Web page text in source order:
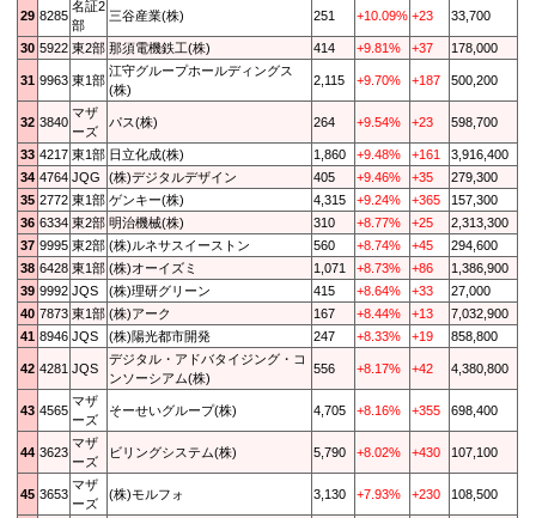
29 8285
名証2
部
三谷産業(株) 251 +10.09% +23 33,700
30 5922 東2部 那須電機鉄工(株) 414 +9.81% +37 178,000
31 9963 東1部
江守グループホールディングス
(株)
2,115 +9.70% +187 500,200
32 3840
マザ
ーズ
パス(株) 264 +9.54% +23 598,700
33 4217 東1部 日立化成(株) 1,860 +9.48% +161
3,916,400
34 4764 JQG (株)デジタルデザイン 405 +9.46% +35
279,300
35 2772 東1部 ゲンキー(株) 4,315 +9.24% +365
157,300
36 6334 東2部 明治機械(株) 310 +8.77% +25
2,313,300
37 9995 東2部 (株)ルネサスイーストン 560 +8.74% +45
294,600
38 6428 東1部 (株)オーイズミ 1,071 +8.73% +86
1,386,900
39 9992 JQS (株)理研グリーン 415 +8.64% +33
27,000
40 7873 東1部 (株)アーク 167 +8.44% +13
7,032,900
41 8946 JQS (株)陽光都市開発 247 +8.33% +19 858,800
42 4281 JQS
デジタル・アドバタイジング・コ
ンソーシアム(株)
556 +8.17% +42 4,380,800
43 4565
マザ
ーズ
そーせいグループ(株) 4,705 +8.16% +355 698,400
44 3623
マザ
ーズ
ビリングシステム(株) 5,790 +8.02% +430 107,100
45 3653
マザ
ーズ
(株)モルフォ 3,130 +7.93% +230 108,500